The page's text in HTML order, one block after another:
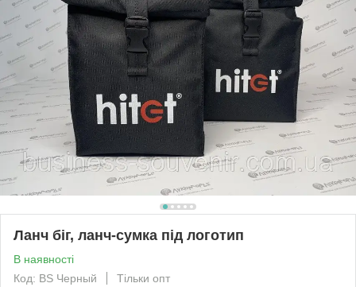
Ланч біг, ланч-сумка під логотип
В наявності
Код: BS Черный
Тільки опт